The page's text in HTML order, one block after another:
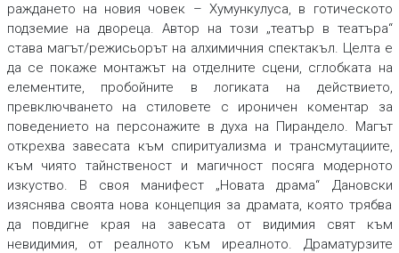
раждането на новия човек – Хумункулуса, в готическото
подземие на двореца. Автор на този „театър в театъра“
става магът/режисьорът на алхимичния спектакъл. Целта е
да се покаже монтажът на отделните сцени, сглобката на
елементите, пробойните в логиката на действието,
превключването на стиловете с ироничен коментар за
поведението на персонажите в духа на Пирандело. Магът
открехва завесата към спиритуализма и трансмутациите,
към чиято тайнственост и магичност посяга модерното
изкуство. В своя манифест „Новата драма“ Дановски
изяснява своята нова концепция за драмата, която трябва
да повдигне края на завесата от видимия свят към
невидимия, от реалното към иреалното. Драматурзите